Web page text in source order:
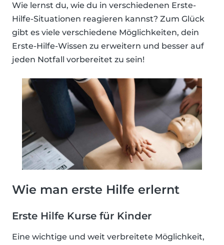
Wie lernst du, wie du in verschiedenen Erste-
Hilfe-Situationen reagieren kannst? Zum Glück
gibt es viele verschiedene Möglichkeiten, dein
Erste-Hilfe-Wissen zu erweitern und besser auf
jeden Notfall vorbereitet zu sein!
Wie man erste Hilfe erlernt
Erste Hilfe Kurse für Kinder
Eine wichtige und weit verbreitete Möglichkeit,